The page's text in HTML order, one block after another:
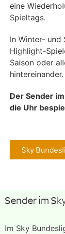
eine
Spieltags.
In Winter- und
Highlight-
Saison oder
hintereinander.
Der Sender
die Uhr
Sky
Sender im
Im Sky